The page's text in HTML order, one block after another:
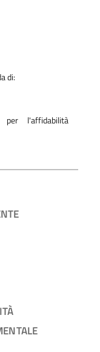
di:
per l'affidabilità